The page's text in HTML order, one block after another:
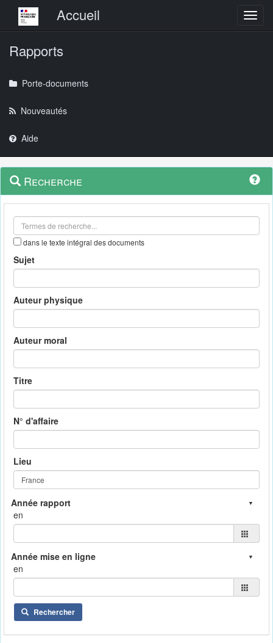
Menu principalAccueil
Rapports
Porte-documents
Nouveautés
Aide
Navigation
outils
Menu
contextuel
Recherche
dans le texte intégral des documents
Sujet
Auteur physique
Auteur moral
Titre
N° d'affaire
Lieu
en
en
Rechercher